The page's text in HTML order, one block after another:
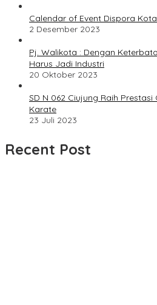
Calendar of Event Dispora
2 Desember 2023
Pj. Walikota : Dengan
Harus Jadi Industri
20 Oktober 2023
SD N 062 Ciujung Raih
Karate
23 Juli 2023
Recent Post